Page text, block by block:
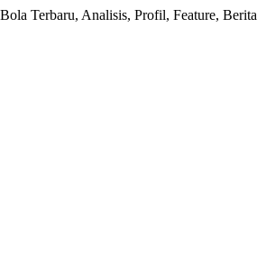
Terbaru, Analisis, Profil, Feature,